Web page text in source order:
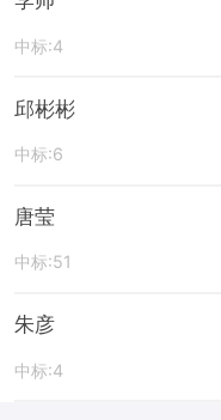
中标:4
邱彬彬
中标:6
唐莹
中标:51
朱彦
中标:4